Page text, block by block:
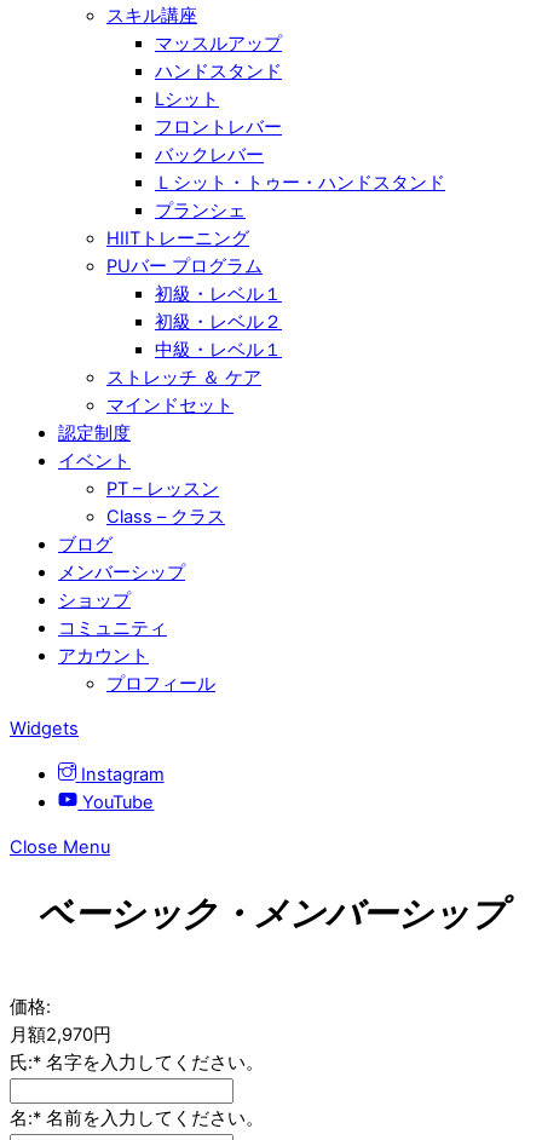
スキル講座
マッスルアップ
ハンドスタンド
Lシット
フロントレバー
バックレバー
Ｌシット・トゥー・ハンドスタンド
プランシェ
HIITトレーニング
PUバー プログラム
初級・レベル１
初級・レベル２
中級・レベル１
ストレッチ ＆ ケア
マインドセット
認定制度
イベント
PT – レッスン
Class – クラス
ブログ
メンバーシップ
ショップ
コミュニティ
アカウント
プロフィール
Widgets
Instagram
YouTube
Close Menu
ベーシック・メンバーシップ
価格:
月額2,970円
氏:* 名字を入力してください。
名:* 名前を入力してください。